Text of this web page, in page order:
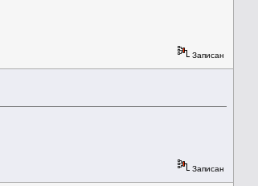
Записан
Записан